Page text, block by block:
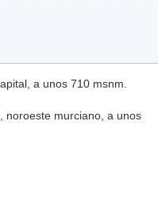
a unos 710 msnm.
noroeste murciano, a unos